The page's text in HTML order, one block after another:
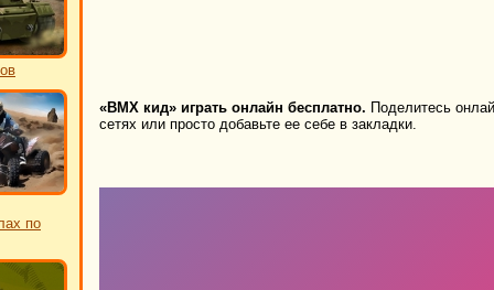
по
«BMX кид» играть онлайн бесплатно. Поделитесь
сетях или просто добавьте ее себе в закладки.